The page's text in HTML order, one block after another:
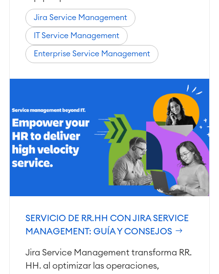
Gestión de servicios para
empresas
Gestión de activos
Mantenimiento industrial
Colaboración & Conocimiento
Meetings
Intranet Social
Oficina Virtual
Integration
Inteligencia Artificial
Atlassian Backup & Restore
SERVICIOS
RECURSOS
■
■
■
Jira Service Management
IT Service Management
Enterprise Service Management
SERVICIO DE RR.HH CON JIRA SERVICE
MANAGEMENT: GUÍA Y CONSEJOS
Jira Service Management transforma RR.
HH. al optimizar las operaciones,